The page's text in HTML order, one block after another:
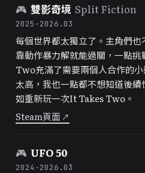
🎮 雙影奇境 Split Fiction
2025 · 2026.03
每個世界都太獨立了。主角們
靠動作暴力解就能過關，一點
Two充滿了需要兩個人合作的
太高，我也一點都不想知道後
如重新玩一次It Takes Two。
Steam頁面 ↗
🎮 UFO 50
2024 · 2026.03